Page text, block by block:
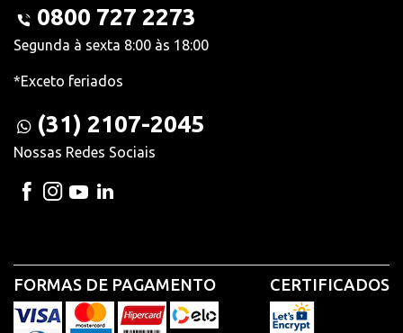
0800 727 2273
Segunda à sexta 8:00 às 18:00
*Exceto feriados
(31) 2107-2045
Nossas Redes Sociais
FORMAS DE PAGAMENTO CERTIFICADOS